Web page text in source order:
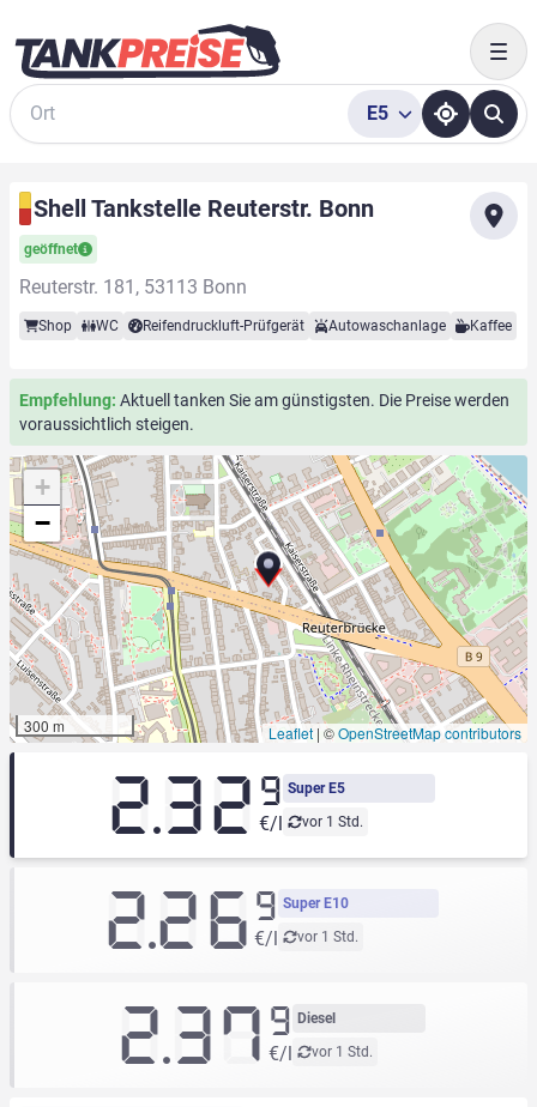
Suche
E5
Shell Tankstelle Reuterstr. Bonn
geöffnet
Reuterstr. 181, 53113 Bonn
Shop WC Reifendruckluft-Prüfgerät Autowaschanlage Kaffee
Empfehlung: Aktuell tanken Sie am günstigsten. Die Preise werden
voraussichtlich steigen.
+
−
300 m Leaflet | ©OpenStreetMap contributors
Super E5
vor 1 Std.
2.32 9
€/l
Super E10
vor 1 Std.
2.269
€/l
Diesel
vor 1 Std.
2.37 9
€/l